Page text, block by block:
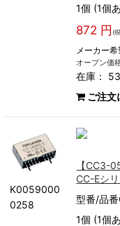
1個 (1個
872 円 (
メーカー
オープン価
在庫： 53
ご注文
K0059000
0258
【CC3-
CC-Eシ
型番/品
1個 (1個